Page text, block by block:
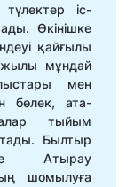
іс-
Өкінішке
қайғылы
жылы мұндай
мен
бөлек, ата-
тыйым
Былтыр
Атырау
шомылуға